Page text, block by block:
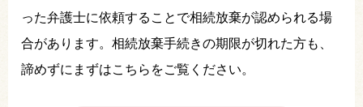
った弁護士に依頼することで相続放棄が認められる場
合があります。相続放棄手続きの期限が切れた方も、
諦めずにまずはこちらをご覧ください。